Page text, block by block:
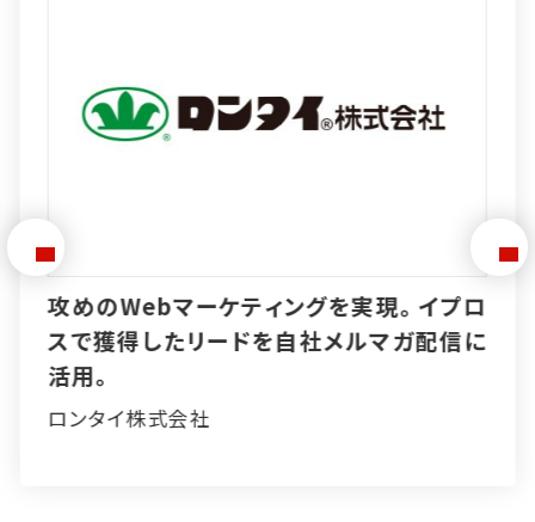
特徴的な製品を作り「売る力」も伸ばす。イ
プロスで潜在顧客の発掘・育成に成功。
アイセルグループ株式会社